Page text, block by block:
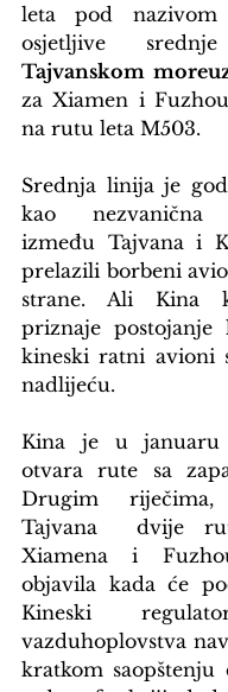
leta pod
Tajvanskom
za Xiamen i
na rutu leta M503.
Srednja linija je
kao nezvanična
između Tajvana i
prelazili borbeni
strane. Ali Kina
priznaje
kineski ratni avioni
nadlijeću.
Kina je u januaru
otvara rute sa
Drugim
Tajvana  dvije
Xiamena i
objavila kada će
Kineski
vazduhoplovstva
kratkom